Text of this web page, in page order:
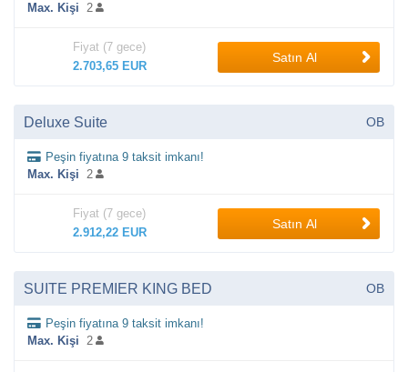
Max. Kişi 2
Fiyat (7 gece)
2.703,65 EUR
Satın Al
Deluxe Suite OB
Peşin fiyatına 9 taksit imkanı!
Max. Kişi 2
Fiyat (7 gece)
2.912,22 EUR
Satın Al
SUITE PREMIER KING BED OB
Peşin fiyatına 9 taksit imkanı!
Max. Kişi 2